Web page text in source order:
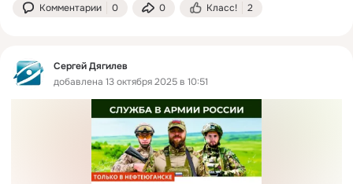
Комментарии 0 0 Класс! 2
Сергей Дягилев
добавлена 13 октября 2025 в 10:51